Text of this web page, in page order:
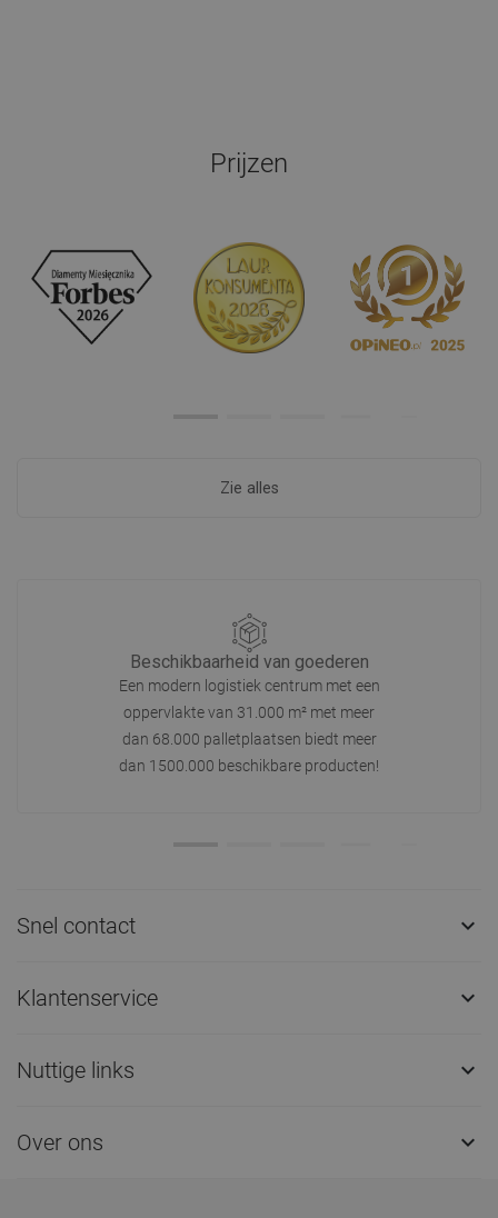
Prijzen
Zie alles
Beschikbaarheid van goederen
Een modern logistiek centrum met een
oppervlakte van 31.000 m² met meer
dan 68.000 palletplaatsen biedt meer
dan 1500.000 beschikbare producten!
Snel contact 
Klantenservice 
Nuttige links 
Over ons 